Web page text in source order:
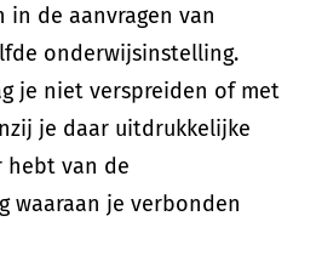
in de aanvragen van
onderwijsinstelling.
je niet verspreiden of met
je daar uitdrukkelijke
hebt van de
waaraan je verbonden